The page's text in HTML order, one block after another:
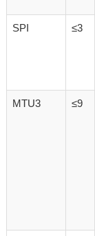
SPI ≤3
MTU3 ≤9